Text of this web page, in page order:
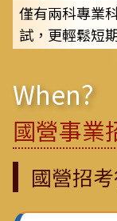
僅有兩科專業
試，更輕鬆短
When?
國營事業
國營招